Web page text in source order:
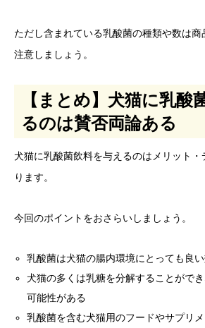
ただし含まれている乳酸菌の種類や数は
注意しましょう。
【まとめ】犬猫に乳酸
るのは賛否両論ある
犬猫に乳酸菌飲料を与えるのはメリット
ります。
今回のポイントをおさらいしましょう。
乳酸菌は犬猫の腸内環境にとっても良
犬猫の多くは乳糖を分解することがで
可能性がある
乳酸菌を含む犬猫用のフードやサプリ